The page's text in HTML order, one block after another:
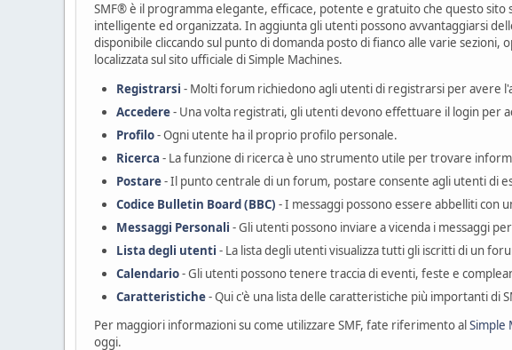
SMF® è il programma elegante, efficace, potente e gratuito che questo sito
intelligente ed organizzata. In aggiunta gli utenti possono avvantaggiarsi
disponibile cliccando sul punto di domanda posto di fianco alle varie
localizzata sul sito ufficiale di Simple Machines.
Registrarsi - Molti forum richiedono agli utenti di registrarsi per avere
Accedere- Una volta registrati, gli utenti devono effettuare il login per
Profilo- Ogni utente ha il proprio profilo personale.
Ricerca - La funzione di ricerca è uno strumento utile per trovare
Postare- Il punto centrale di un forum, postare consente agli utenti di
Codice Bulletin Board (BBC) - I messaggi possono essere abbelliti con
Messaggi Personali - Gli utenti possono inviare a vicenda i messaggi
Lista degli utenti - La lista degli utenti visualizza tutti gli iscritti di un
Calendario- Gli utenti possono tenere traccia di eventi, feste e
Caratteristiche- Qui c'è una lista delle caratteristiche più importanti di
Per maggiori informazioni su come utilizzare SMF, fate riferimento alSimple
oggi.